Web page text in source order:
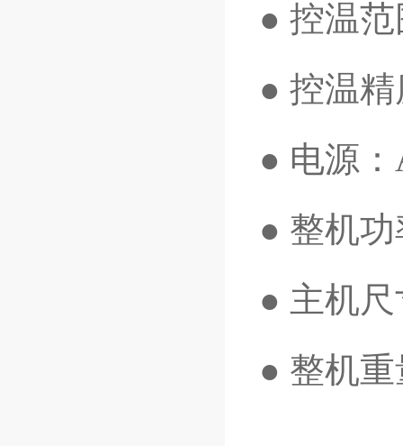
● 控温
● 控温
● 电源：
● 整机
● 主机尺
● 整机